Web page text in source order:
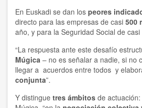
En Euskadi se dan los peores
directo para las empresas de casi 500
año, y para la Seguridad Social de
“La respuesta ante este desafío
Múgica – no es señalar a nadie, si no
llegar a acuerdos entre todos y
conjunta”.
Y distingue tres ámbitos de